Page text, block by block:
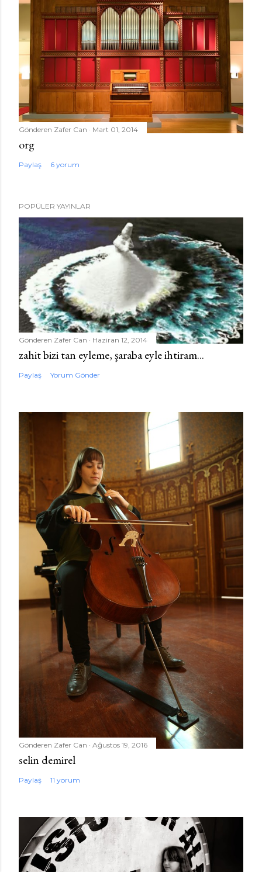
Gönderen Zafer Can Mart 01, 2014
org
Paylaş 6 yorum
POPÜLER YAYINLAR
Gönderen Zafer Can Haziran 12, 2014
zahit bizi tan eyleme, şaraba eyle ihtiram...
Paylaş Yorum Gönder
Gönderen Zafer Can Ağustos 19, 2016
selin demirel
Paylaş 11 yorum